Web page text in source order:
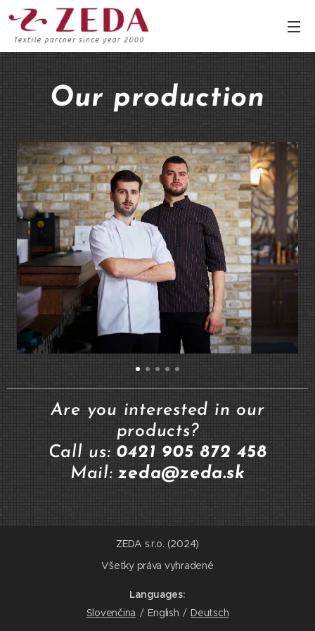
Our production
Are you interested in our
products?
Call us: 0421 905 872 458
Mail:zeda@zeda.sk
ZEDA s.r.o. (2024)
Všetky práva vyhradené
Languages
Slovenčina
English Deutsch